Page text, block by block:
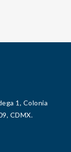
1, Colonia
CDMX.